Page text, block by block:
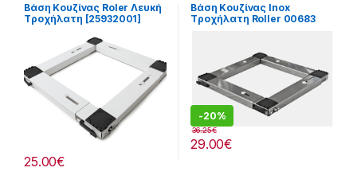
Βάση Κουζίνας Roler Λευκή
Tροχήλατη [25932001]
25.00€
Βάση Κουζίνας Inox
Tροχήλατη Roller 00683
-20%
29.00€
36.25€